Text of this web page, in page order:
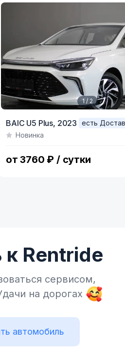
of
1 / 2
BAIC U5 Plus, 2023
есть
Новинка
от 3760 ₽ / сутки
Rentride
сервисом,
на дорогах
автомобиль